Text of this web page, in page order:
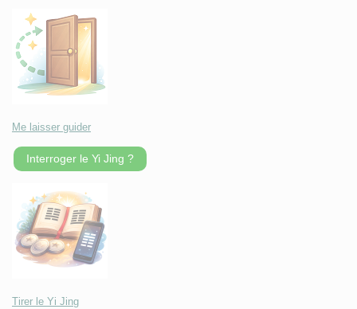
Me laisser guider
Interroger le Yi Jing ?
Tirer le Yi Jing